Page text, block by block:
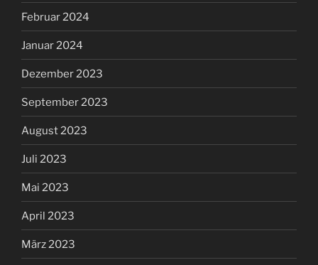
Februar 2024
Januar 2024
Dezember 2023
September 2023
August 2023
Juli 2023
Mai 2023
April 2023
März 2023